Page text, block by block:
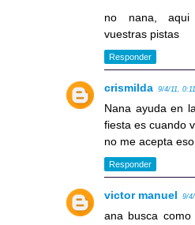
no nana,
vuestras pistas
Responder
crismilda 9/4/11, 0:11
Nana ayuda en
fiesta es cuando
no me acepta eso
Responder
victor manuel 9/
ana busca